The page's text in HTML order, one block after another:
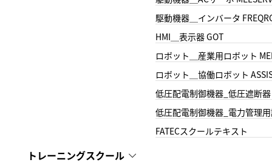
駆動機器＿インバータ
HMI＿表示器 GOT
ロボット＿産業用ロボット
ロボット＿協働ロボット
低圧配電制御機器_低圧遮断器
低圧配電制御機器_電力管理
FATECスクールテキスト
トレーニングスクール